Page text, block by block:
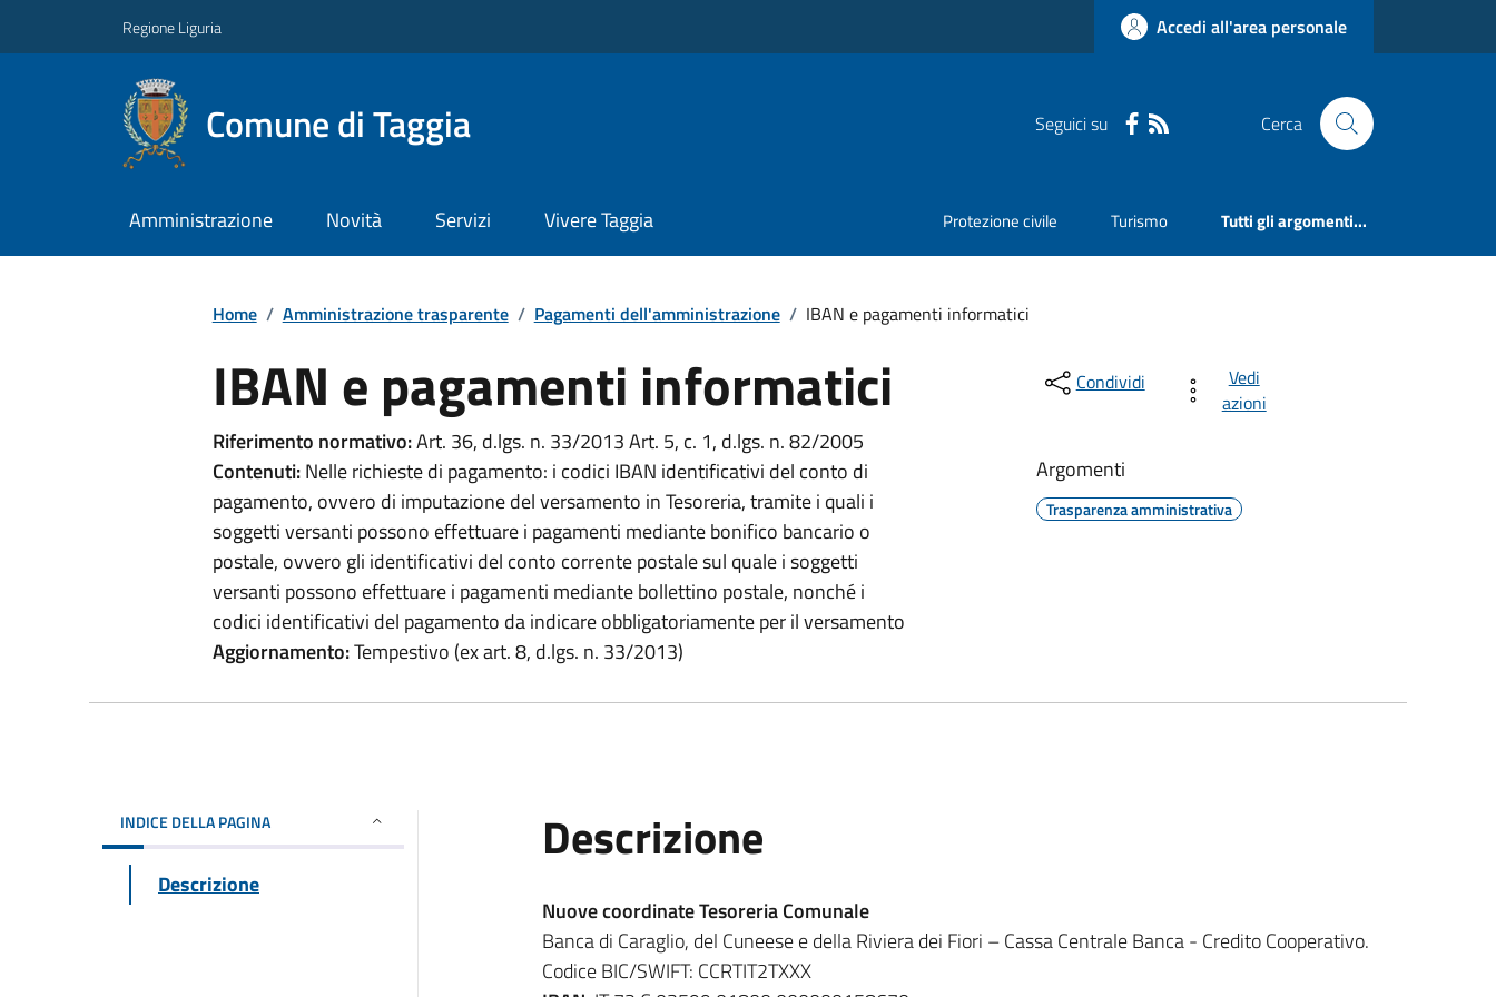
Regione Liguria Accedi all'area personale
Comune di Taggia Seguici su Cerca
Amministrazione Novità Servizi Vivere Taggia Protezione civile Turismo Tutti gli argomenti...
Home / Amministrazione trasparente / Pagamenti dell'amministrazione / IBAN e pagamenti informatici
IBAN e pagamenti informatici
Riferimento normativo:Art. 36, d.lgs. n. 33/2013 Art. 5, c. 1, d.lgs. n. 82/2005
Contenuti:Nelle richieste di pagamento: i codici IBAN identificativi del conto di
pagamento, ovvero di imputazione del versamento in Tesoreria, tramite i quali i
soggetti versanti possono effettuare i pagamenti mediante bonifico bancario o
postale, ovvero gli identificativi del conto corrente postale sul quale i soggetti
versanti possono effettuare i pagamenti mediante bollettino postale, nonché i
codici identificativi del pagamento da indicare obbligatoriamente per il versamento
Aggiornamento:Tempestivo (ex art. 8, d.lgs. n. 33/2013)
Condividi
Vedi
azioni
Argomenti
Trasparenza amministrativa
INDICE DELLA PAGINA
Descrizione
Descrizione
Nuove coordinate Tesoreria Comunale
Banca di Caraglio, del Cuneese e della Riviera dei Fiori – Cassa Centrale Banca - Credito Cooperativo.
Codice BIC/SWIFT: CCRTIT2TXXX